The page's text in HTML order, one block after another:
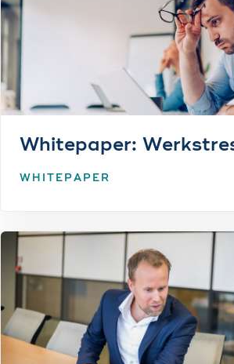
Whitepaper:
WHITEPAPER